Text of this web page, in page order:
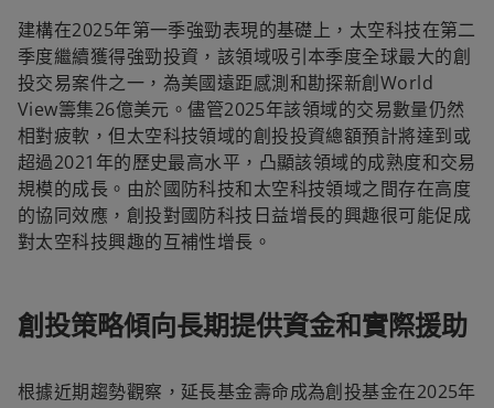
建構在2025年第一季強勁表現的基礎上，太空科技在第二
季度繼續獲得強勁投資，該領域吸引本季度全球最大的創
投交易案件之一，為美國遠距感測和勘探新創World
View籌集26億美元。儘管2025年該領域的交易數量仍然
相對疲軟，但太空科技領域的創投投資總額預計將達到或
超過2021年的歷史最高水平，凸顯該領域的成熟度和交易
規模的成長。由於國防科技和太空科技領域之間存在高度
的協同效應，創投對國防科技日益增長的興趣很可能促成
對太空科技興趣的互補性增長。
創投策略傾向長期提供資金和實際援助
根據近期趨勢觀察，延長基金壽命成為創投基金在2025年